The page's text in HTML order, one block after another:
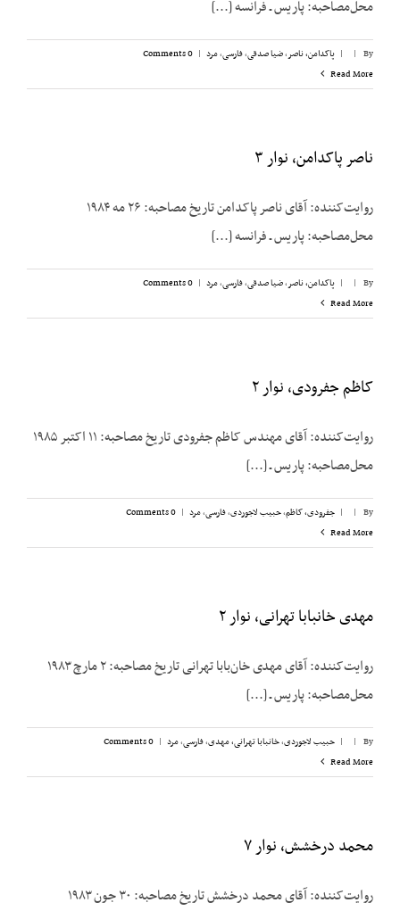
محل‌مصاحبه: پاریس ـ فرانسه [...]
By
|
| پاکدامن، ناصر,ضیا صدقی,فارسی,مرد |
0 Comments
Read More
ناصر پاکدامن، نوار ۳
روایت‌کننده: آقای ناصر پاکدامن تاریخ مصاحبه: ۲۶ مه ۱۹۸۴
محل‌مصاحبه: پاریس ـ فرانسه [...]
By
|
| پاکدامن، ناصر,ضیا صدقی,فارسی,مرد |
0 Comments
Read More
کاظم جفرودی، نوار ۲
روایت‌کننده: آقای مهندس کاظم جفرودی تاریخ مصاحبه: ۱۱ اکتبر ۱۹۸۵
محل‌مصاحبه: پاریس ـ [...]
By
|
| جفرودی، کاظم,حبیب لاجوردی,فارسی,مرد |
0 Comments
Read More
مهدی خانبابا تهرانی، نوار ۲
روایت‌کننده: آقای مهدی خان‌بابا تهرانی تاریخ مصاحبه: ۲ مارچ ۱۹۸۳
محل‌مصاحبه: پاریس ـ [...]
By
|
| حبیب لاجوردی,خانبابا تهرانی، مهدی,فارسی,مرد |
0 Comments
Read More
محمد درخشش، نوار ۷
روایت‌کننده: آقای محمد درخشش تاریخ مصاحبه: ۳۰ جون ۱۹۸۳